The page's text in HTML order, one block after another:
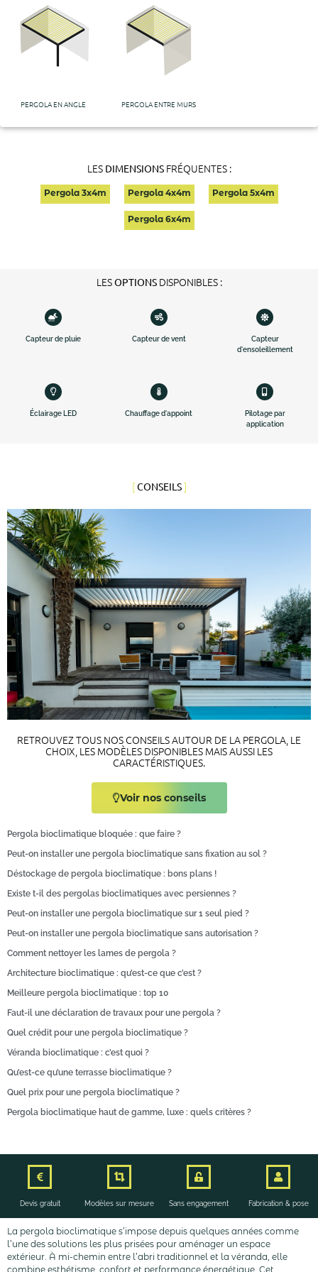
PERGOLA EN ANGLE PERGOLA ENTRE MURS
LES DIMENSIONSFRÉQUENTES :
Pergola 3x4m Pergola 4x4m Pergola 5x4m
Pergola 6x4m
LESOPTIONSDISPONIBLES :
Capteur de pluie Capteur de vent
Capteur
d'ensoleillement
Éclairage LED Chauffage d'appoint
Pilotage par
application
[CONSEILS]
RETROUVEZ TOUS NOS CONSEILS AUTOUR DE LA PERGOLA, LE
CHOIX, LES MODÈLES DISPONIBLES MAIS AUSSI LES
CARACTÉRISTIQUES.
Voir nos conseils
Pergola bioclimatique bloquée : que faire ?
Peut-on installer une pergola bioclimatique sans fixation au sol ?
Déstockage de pergola bioclimatique : bons plans !
Existe t-il des pergolas bioclimatiques avec persiennes ?
Peut-on installer une pergola bioclimatique sur 1 seul pied ?
Peut-on installer une pergola bioclimatique sans autorisation ?
Comment nettoyer les lames de pergola​ ?
Architecture bioclimatique : qu’est-ce que c’est ?
Meilleure pergola bioclimatique : top 10
Faut-il une déclaration de travaux pour une pergola ?
Quel crédit pour une pergola bioclimatique ?
Véranda bioclimatique : c’est quoi ?
Qu’est-ce qu’une terrasse bioclimatique ?
Quel prix pour une pergola bioclimatique ?
Pergola bioclimatique haut de gamme, luxe : quels critères ?
Devis gratuit Modèles sur mesure Sans engagement Fabrication & pose
La pergola bioclimatique s’impose depuis quelques années comme
l’une des solutions les plus prisées pour aménager un espace
extérieur. À mi-chemin entre l’abri traditionnel et la véranda, elle
combine esthétisme, confort et performance énergétique. Cet